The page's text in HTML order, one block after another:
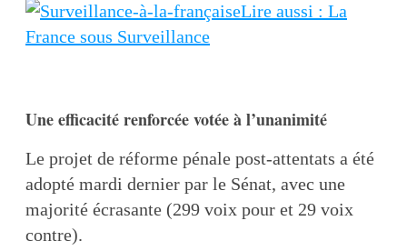
Lire aussi : La
France sous Surveillance
Une efficacité renforcée votée à l’unanimité
Le projet de réforme pénale post-attentats a été
adopté mardi dernier par le Sénat, avec une
majorité écrasante (299 voix pour et 29 voix
contre).